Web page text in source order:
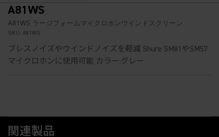
A81WS
A81WS ラージフォームマイクロホンウインドスクリーン
SKU: A81WS
ブレスノイズやウインドノイズを軽減 Shure SM81やSM57
マイクロホンに使用可能 カラー:グレー
関連製品